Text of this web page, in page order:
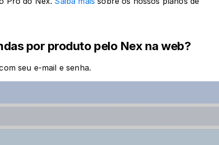
por produto pelo Nex na web?
seu e-mail e senha.